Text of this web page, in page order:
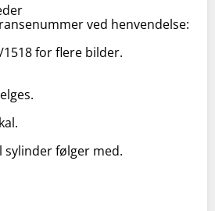
ved henvendelse:
for flere bilder.
følger med.